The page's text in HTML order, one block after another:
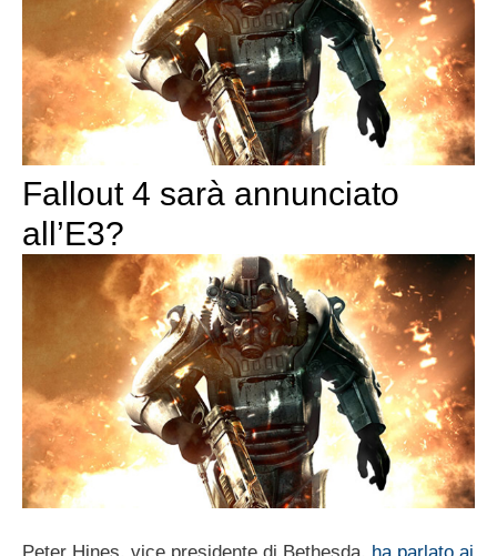
Fallout 4 sarà annunciato
all’E3?
Peter Hines, vice presidente di Bethesda, ha parlato ai